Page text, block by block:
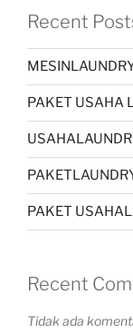
Recent
PAKET USAHA
PAKET
Recent
Tidak ada